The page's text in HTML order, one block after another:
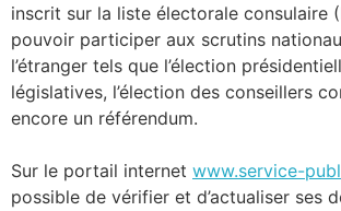
inscrit sur la liste électorale consulaire
pouvoir participer aux scrutins
l’étranger tels que l’élection
législatives, l’élection des conseillers
encore un référendum.
Sur le portail internet www.service-
possible de vérifier et d’actualiser ses